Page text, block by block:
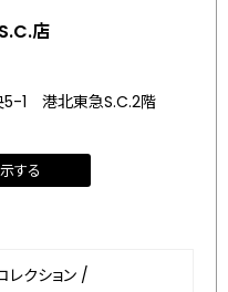
店
5-1 港北東急S.C.2階
する
レクション /